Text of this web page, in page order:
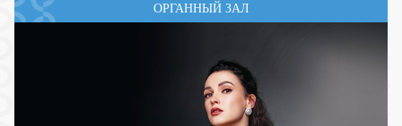
ОРГАННЫЙ ЗАЛ